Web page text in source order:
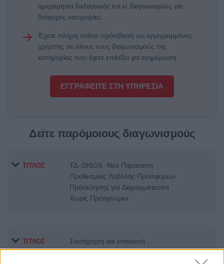
ημερομηνία διεξαγωγής κ.ο.κ) διαγωνισμούς για
διάφορες κατηγορίες.
Έχετε πλήρη online πρόσβαση ως εγγεγραμμένος
χρήστης σε όλους τους διαγωνισμούς της
κατηγορίας που έχετε επιλέξει για ενημέρωση.
ΕΓΓΡΑΦΕΙΤΕ ΣΤΗ ΥΠΗΡΕΣΙΑ
Δείτε παρόμοιους διαγωνισμούς
ΤΙΤΛΟΣ
ΤΔ-038/26 -Νέα Παράταση
Προθεσμίας Υ̟οβολής Προσφορών
Πρόσκλησης για Δια̟ραγμάτευση
Χωρίς Προηγούμεν
ΤΙΤΛΟΣ
Συντήρηση και επισκευή
μεταφορικών μέσων